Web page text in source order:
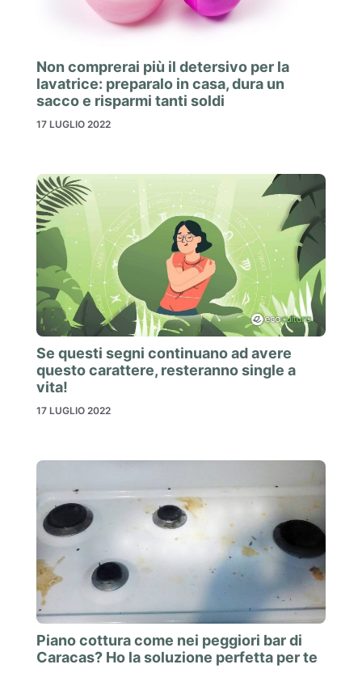
Non comprerai più il detersivo per la
lavatrice: preparalo in casa, dura un
sacco e risparmi tanti soldi
17 LUGLIO 2022
Se questi segni continuano ad avere
questo carattere, resteranno single a
vita!
17 LUGLIO 2022
Piano cottura come nei peggiori bar di
Caracas? Ho la soluzione perfetta per te